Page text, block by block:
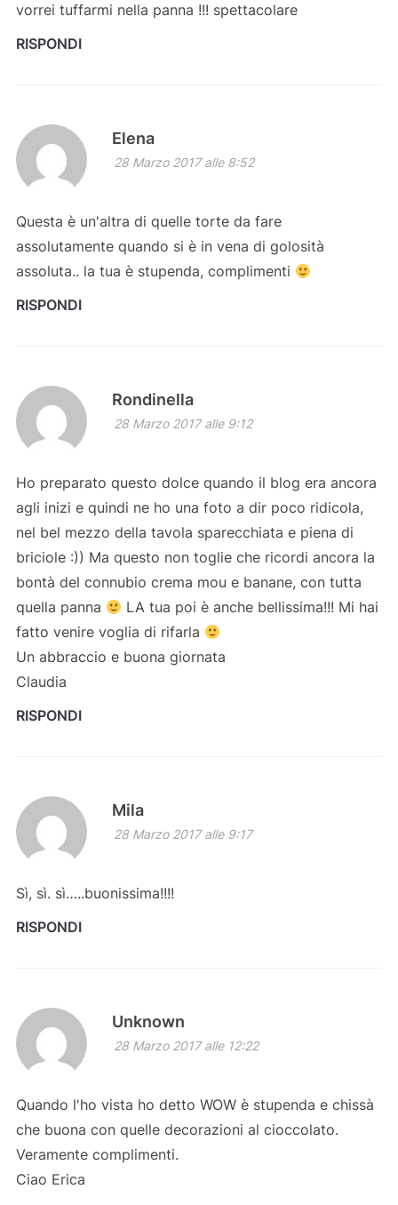
vorrei tuffarmi nella panna !!! spettacolare
RISPONDI
Elena
28 Marzo 2017 alle 8:52
Questa è un'altra di quelle torte da fare
assolutamente quando si è in vena di golosità
assoluta.. la tua è stupenda, complimenti
RISPONDI
Rondinella
28 Marzo 2017 alle 9:12
Ho preparato questo dolce quando il blog era ancora
agli inizi e quindi ne ho una foto a dir poco ridicola,
nel bel mezzo della tavola sparecchiata e piena di
briciole :)) Ma questo non toglie che ricordi ancora la
bontà del connubio crema mou e banane, con tutta
quella panna
LA tua poi è anche bellissima!!! Mi hai
fatto venire voglia di rifarla
Un abbraccio e buona giornata
Claudia
RISPONDI
Mila
28 Marzo 2017 alle 9:17
Sì, sì. sì…..buonissima!!!!
RISPONDI
Unknown
28 Marzo 2017 alle 12:22
Quando l'ho vista ho detto WOW è stupenda e chissà
che buona con quelle decorazioni al cioccolato.
Veramente complimenti.
Ciao Erica